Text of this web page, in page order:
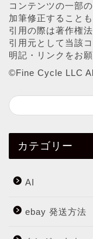
コンテンツの一部
加筆修正すること
引用の際は著作権法
引用元として当該
明記・リンクをお
©︎Fine Cycle LLC
カテゴリー
AI
ebay 発送方法